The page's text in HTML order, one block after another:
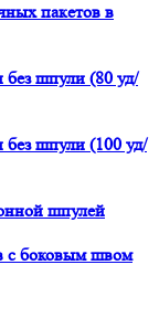
пакетов в
шпули (80 уд/
шпули (100 уд/
шпулей
с боковым швом